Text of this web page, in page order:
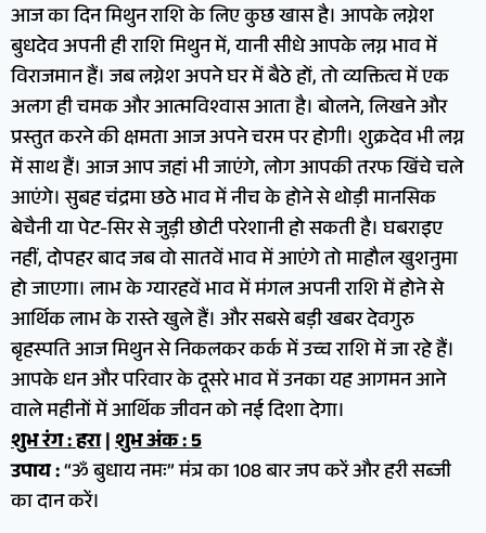
आज का दिन मिथुन राशि के लिए कुछ खास है। आपके लग्नेश
बुधदेव अपनी ही राशि मिथुन में, यानी सीधे आपके लग्न भाव में
विराजमान हैं। जब लग्नेश अपने घर में बैठे हों, तो व्यक्तित्व में एक
अलग ही चमक और आत्मविश्वास आता है। बोलने, लिखने और
प्रस्तुत करने की क्षमता आज अपने चरम पर होगी। शुक्रदेव भी लग्न
में साथ हैं। आज आप जहां भी जाएंगे, लोग आपकी तरफ खिंचे चले
आएंगे। सुबह चंद्रमा छठे भाव में नीच के होने से थोड़ी मानसिक
बेचैनी या पेट-सिर से जुड़ी छोटी परेशानी हो सकती है। घबराइए
नहीं, दोपहर बाद जब वो सातवें भाव में आएंगे तो माहौल खुशनुमा
हो जाएगा। लाभ के ग्यारहवें भाव में मंगल अपनी राशि में होने से
आर्थिक लाभ के रास्ते खुले हैं। और सबसे बड़ी खबर देवगुरु
बृहस्पति आज मिथुन से निकलकर कर्क में उच्च राशि में जा रहे हैं।
आपके धन और परिवार के दूसरे भाव में उनका यह आगमन आने
वाले महीनों में आर्थिक जीवन को नई दिशा देगा।
शुभ रंग : हरा|शुभ अंक : 5
उपाय :“ॐ बुधाय नमः” मंत्र का 108 बार जप करें और हरी सब्जी
का दान करें।